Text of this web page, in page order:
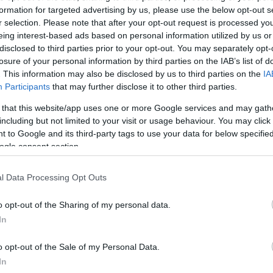
for targeted advertising by us, please use the below opt-out
selection. Please note that after your opt-out request is processed
interest-based ads based on personal information utilized by us
to third parties prior to your opt-out. You may separately
of your personal information by third parties on the IAB’s list of
This information may also be disclosed by us to third parties on the
Participants that may further disclose it to other third parties.
that this website/app uses one or more Google services and may
but not limited to your visit or usage behaviour. You may
to Google and its third-party tags to use your data for below
consent section.
Data Processing Opt Outs
opt-out of the Sharing of my personal data.
opt-out of the Sale of my Personal Data.
Έλληνες γιορτάζουν
θαλασσινά και φυσικά…
Μανωλίδουαποτελεί μία από
την παράδοση και η
της προτεραιότητα. Έτσι δεν
μέρα με τον σύζυγό της και
Άδωνι Γεωργιάδηαλλά και
παρουσιάστρια απαθανάτισε
να πετάξουν τον
βοηθούσε τον μικρό
και φαίνεται ότι το